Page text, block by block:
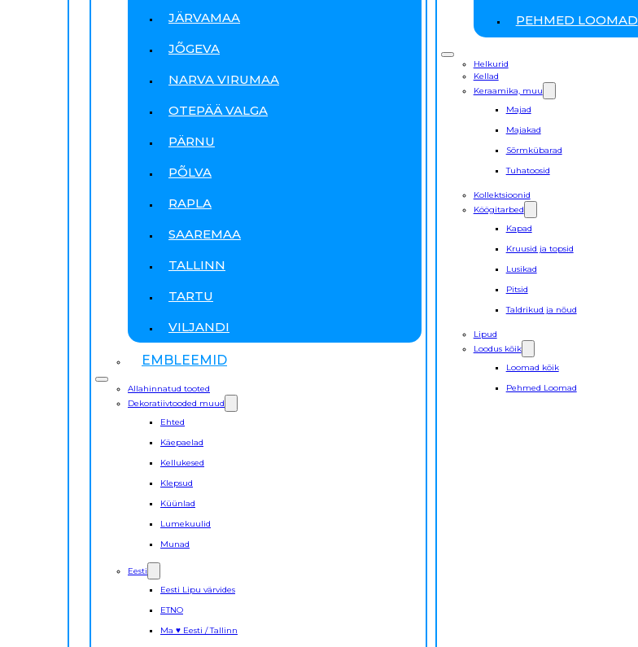
JÄRVAMAA
JÕGEVA
NARVA VIRUMAA
OTEPÄÄ VALGA
PÄRNU
PÕLVA
RAPLA
SAAREMAA
TALLINN
TARTU
VILJANDI
EMBLEEMID
Allahinnatud tooted
Dekoratiivtooded muud
Ehted
Käepaelad
Kellukesed
Klepsud
Küünlad
Lumekuulid
Munad
Eesti
Eesti Lipu värvides
ETNO
Ma ♥ Eesti / Tallinn
PEHMED LOOMAD
Helkurid
Kellad
Keraamika, muu
Majad
Majakad
Sõrmkübarad
Tuhatoosid
Kollektsioonid
Köögitarbed
Kapad
Kruusid ja topsid
Lusikad
Pitsid
Taldrikud ja nõud
Lipud
Loodus kõik
Loomad kõik
Pehmed Loomad